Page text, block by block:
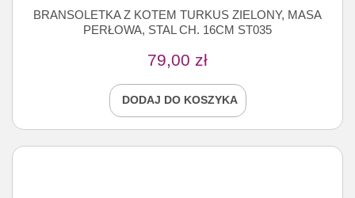
BRANSOLETKA Z KOTEM TURKUS ZIELONY, MASA
PERŁOWA, STAL CH. 16CM ST035
79,00 zł
DODAJ DO KOSZYKA